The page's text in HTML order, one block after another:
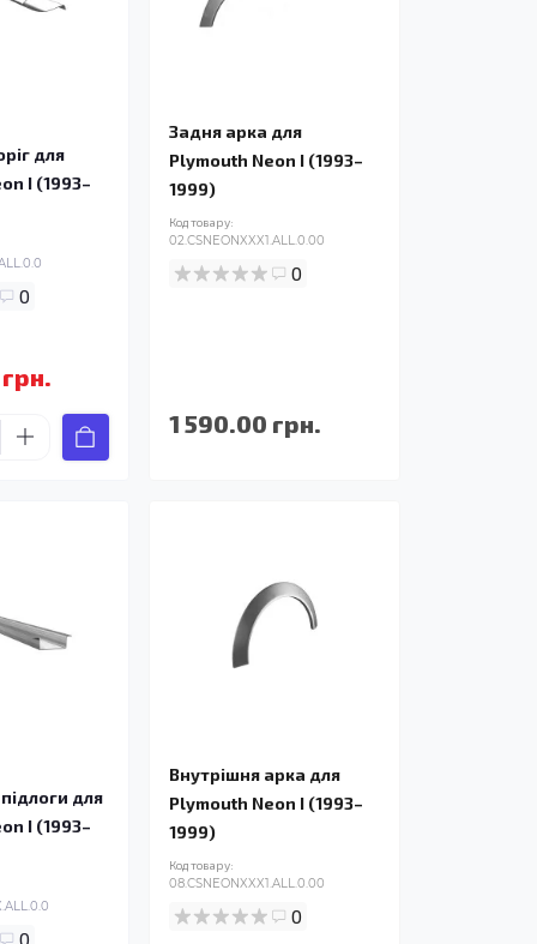
для
I (1993–
0
Задня арка для
Plymouth Neon I (1993–
1999)
Код товару:
02.CSNEONXXX1.ALL.0.00
0
1 590.00 грн.
для
I (1993–
0
Внутрішня арка для
Plymouth Neon I (1993–
1999)
Код товару:
08.CSNEONXXX1.ALL.0.00
0